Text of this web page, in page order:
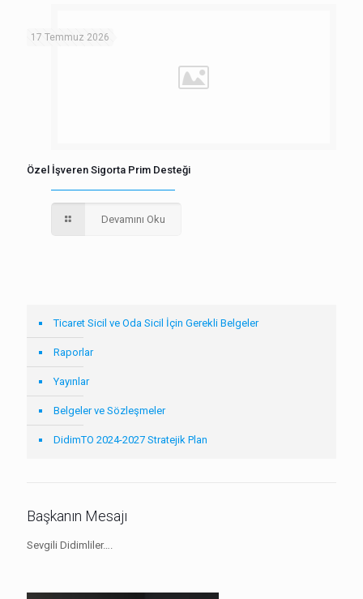
17 Temmuz 2026
Özel İşveren Sigorta Prim Desteği
Devamını Oku
Ticaret Sicil ve Oda Sicil İçin Gerekli Belgeler
Raporlar
Yayınlar
Belgeler ve Sözleşmeler
DidimTO 2024-2027 Stratejik Plan
Başkanın Mesajı
Sevgili Didimliler….